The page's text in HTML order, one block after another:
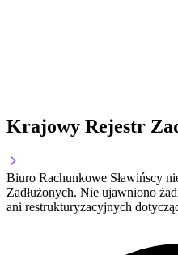
Krajowy Rejestr
Biuro Rachunkowe Sławińscy
Zadłużonych. Nie ujawniono
ani restrukturyzacyjnych